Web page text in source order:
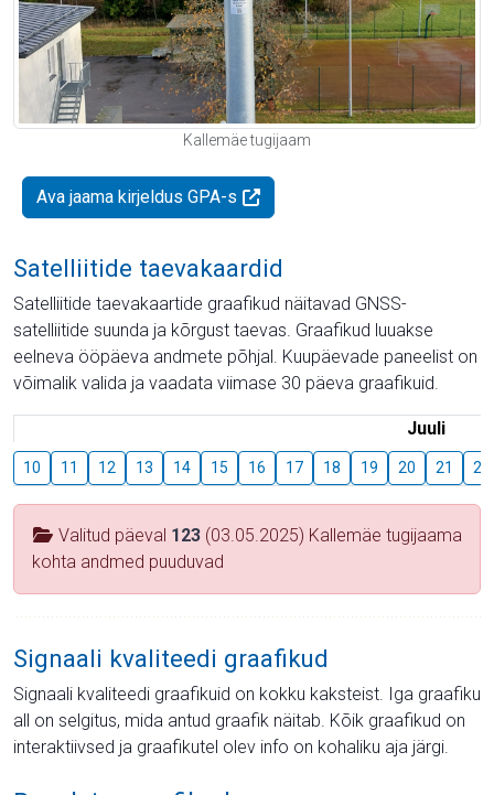
Kallemäe tugijaam
Ava jaama kirjeldus GPA-s
Satelliitide taevakaardid
Satelliitide taevakaartide graafikud näitavad GNSS-
satelliitide suunda ja kõrgust taevas. Graafikud luuakse
eelneva ööpäeva andmete põhjal. Kuupäevade paneelist on
võimalik valida ja vaadata viimase 30 päeva graafikuid.
Juuli
10 11 12 13 14 15 16 17 18 19 20 21 22
Valitud päeval 123 (03.05.2025) Kallemäe tugijaama
kohta andmed puuduvad
Signaali kvaliteedi graafikud
Signaali kvaliteedi graafikuid on kokku kaksteist. Iga graafiku
all on selgitus, mida antud graafik näitab. Kõik graafikud on
interaktiivsed ja graafikutel olev info on kohaliku aja järgi.